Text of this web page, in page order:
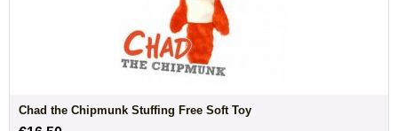
Chad the Chipmunk Stuffing Free Soft Toy